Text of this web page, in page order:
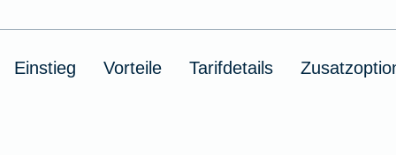
Filmversicherung
Einstieg Vorteile Tarifdetails